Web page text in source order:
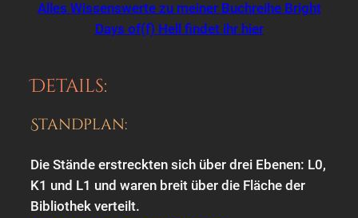
Alles Wissenswerte zu meiner Buchreihe Bright
Days of(f) Hell findet ihr hier
Details:
Standplan:
Die Stände erstreckten sich über drei Ebenen: L0,
K1 und L1 und waren breit über die Fläche der
Bibliothek verteilt.